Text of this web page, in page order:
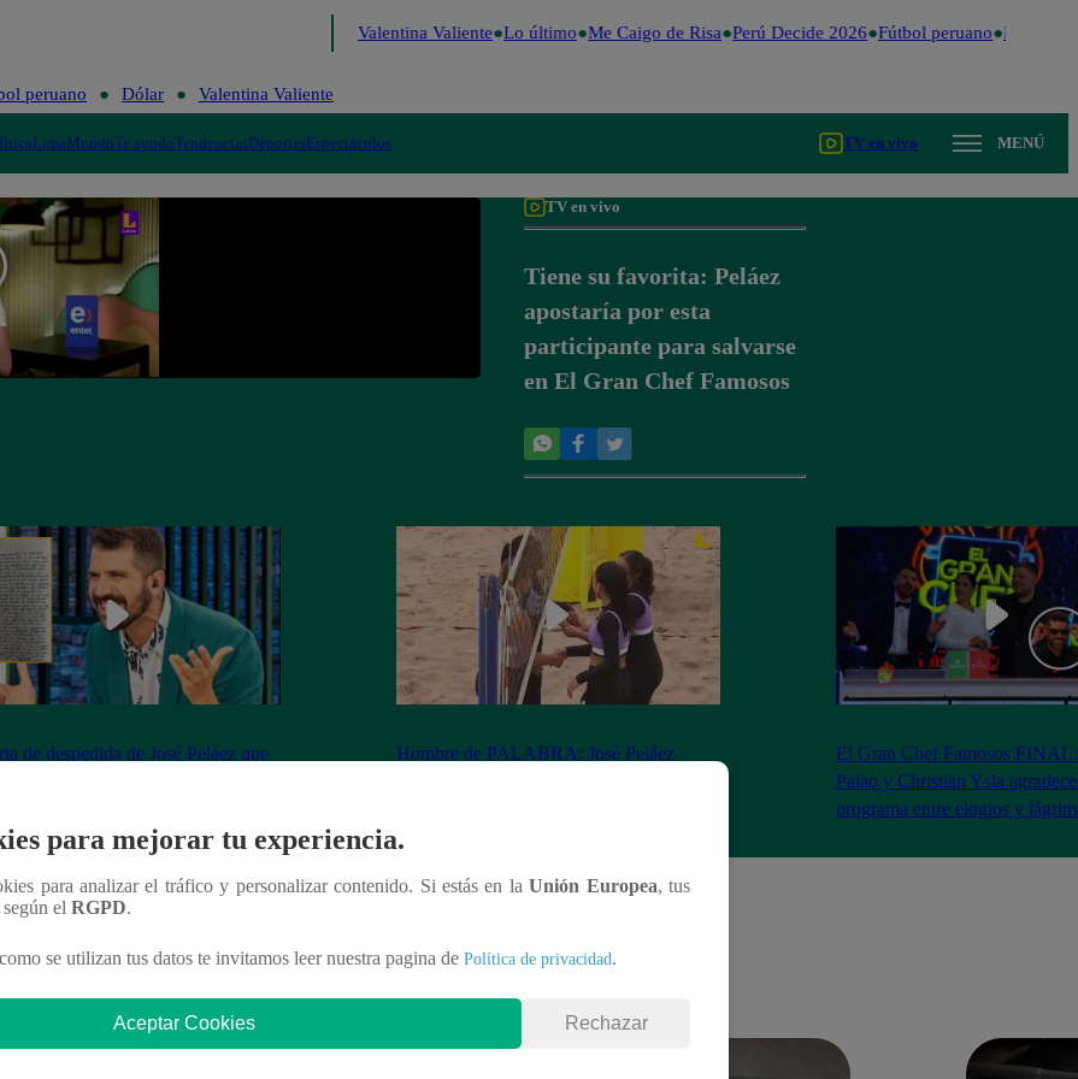
Valentina Valiente Lo último Me Caigo de Risa Perú Decide 2026 Fútbol peruano Dólar
peruano Dólar Valentina Valiente
LimaMundoTe ayudoTendenciasDeportesEspectáculos TV en vivo MENÚ
TV en vivo
Tiene su favorita: Peláez
apostaría por esta
participante para salvarse
en El Gran Chef Famosos
de despedida de José Peláez que
Hombre de PALABRA: José Peláez
El Gran Chef Famosos
Palao y Christian Ysla
programa entre elogios y
para mejorar tu experiencia.
para analizar el tráfico y personalizar contenido. Si estás en laUnión Europea, tus
el RGPD.
se utilizan tus datos te invitamos leer nuestra pagina de Política de privacidad.
Aceptar Cookies Rechazar